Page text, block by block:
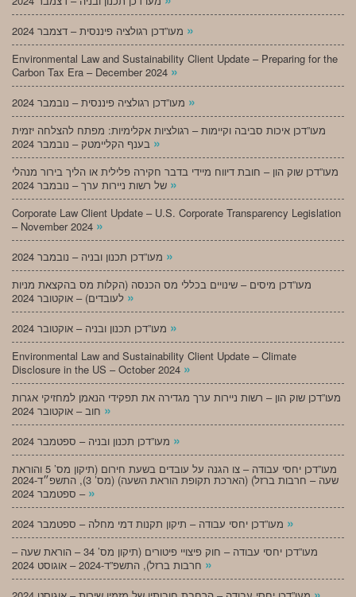
»
Environmental Law and Sustainability Client Update – Preparing for the
Carbon Tax Era – December 2024 »
»
מעו”דכן איכות סביבה וקיימות – רגולציות אקלימיות: מפתח להצלחה יזמית
»
מעו”דכן שוק הון – חובת דיווח מיידי בדבר חקירה פלילית או הליך בירור מנהלי
»
Corporate Law Client Update – U.S. Corporate Transparency Legislation
– November 2024 »
»
מעו”דכן מיסים – שינויים בכללי מס הכנסה (הקלות מס בהקצאת מניות
»
»
Environmental Law and Sustainability Client Update – Climate
Disclosure in the US – October 2024 »
מעו”דכן שוק הון – רשות ניירות ערך מגדירה את תפקידי הנאמן למחזיקי אגרות
»
»
מעו”דכן יחסי עבודה – צו הגנה על עובדים בשעת חירום (תיקון מס’ 5 והוראת
שעה – חרבות ברזל) (הארכת תקופת הוראת השעה) (מס’ 3), התשפ״ד-2024
– ספטמבר 2024 »
»
מעו”דכן יחסי עבודה – חוק פיצויי פיטורים (תיקון מס’ 34 – הוראת שעה –
»